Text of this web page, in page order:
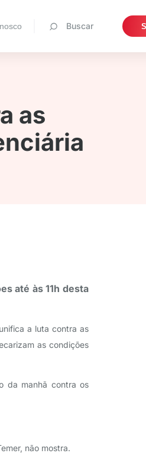
Buscar
as
até às 11h desta
a luta contra as
as condições
da manhã contra os
não mostra.